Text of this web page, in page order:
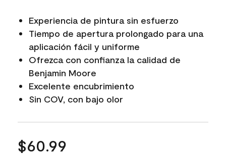
Experiencia de pintura sin esfuerzo
Tiempo de apertura prolongado para una
aplicación fácil y uniforme
Ofrezca con confianza la calidad de
Benjamin Moore
Excelente encubrimiento
Sin COV, con bajo olor
$60.99